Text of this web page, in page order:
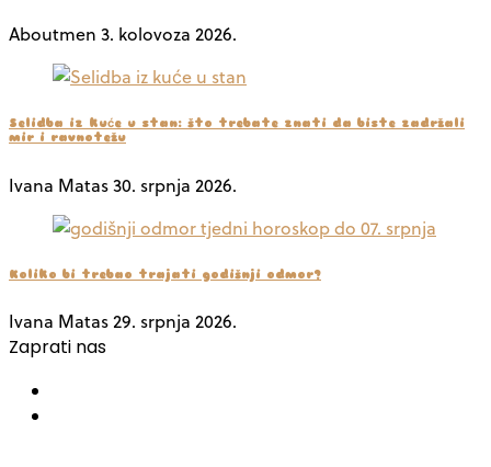
Aboutmen 3. kolovoza 2026.
Selidba iz kuće u stan: što trebate znati da biste zadržali
mir i ravnotežu
Ivana Matas30. srpnja 2026.
Koliko bi trebao trajati godišnji odmor?
Ivana Matas29. srpnja 2026.
Zaprati nas